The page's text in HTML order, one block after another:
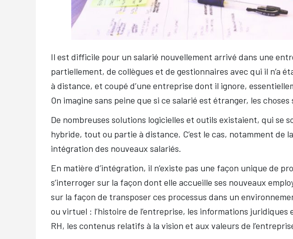
Il est difficile pour un salarié nouvellement arrivé dans une
partiellement, de collègues et de gestionnaires avec qui il n’a
à distance, et coupé d’une entreprise dont il ignore,
On imagine sans peine que si ce salarié est étranger, les
De nombreuses solutions logicielles et outils existaient, qui se
hybride, tout ou partie à distance. C’est le cas, notamment de
intégration des nouveaux salariés.
En matière d’intégration, il n’existe pas une façon unique de
s’interroger sur la façon dont elle accueille ses nouveaux
sur la façon de transposer ces processus dans un
ou virtuel : l’histoire de l’entreprise, les informations
RH, les contenus relatifs à la vision et aux valeurs de